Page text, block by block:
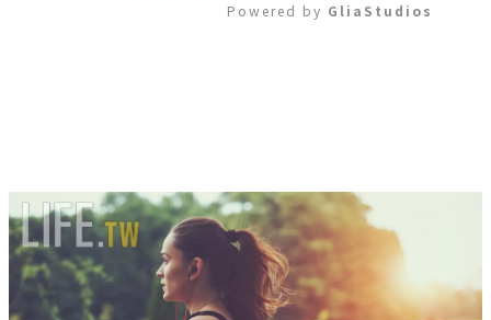
Powered by GliaStudios